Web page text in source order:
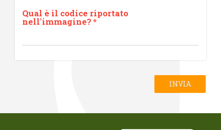
Qual è il codice riportato
nell'immagine?*
INVIA